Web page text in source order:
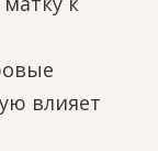
влияет